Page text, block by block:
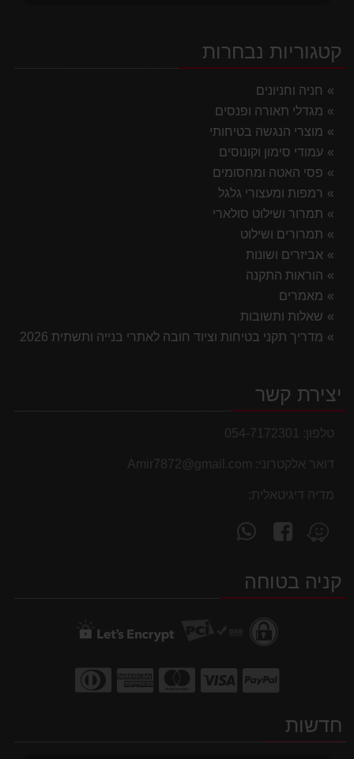
קטגוריות נבחרות
חניה וחניונים
מגדלי תאורה ופנסים
מוצרי הנגשה בטיחותי
עמודי סימון וקונוסים
פסי האטה ומחסומים
רמפות ומעצורי גלגל
תמרור ושילוט סולארי
תמרורים ושילוט
אביזרים ושונות
הוראות התקנה
מאמרים
שאלות ותשובות
מדריך תקני בטיחות וציוד חובה לאתרי בנייה ותשתית 2026
יצירת קשר
טלפון: 054-7172301
דואר אלקטרוני: Amir7872@gmail.com
מדיה דיגיטאלית:
מצא
אותנו
Waze
עקוב
אחרינו
facebookקניה בטוחה
חדשות